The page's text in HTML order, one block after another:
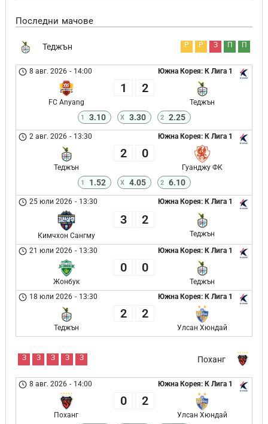
Последни мачове
Теджън Р Р З П П
Южна Корея: К Лига 1
8 авг. 2026 - 14:00
FC Anyang
1 2
Теджън
1 3.10 X 3.30 2 2.25
Южна Корея: К Лига 1
2 авг. 2026 - 13:30
Теджън
2 0
Гуанджу ФК
1 1.52 X 4.05 2 6.10
Южна Корея: К Лига 1
25 юли 2026 - 13:30
Кимчхон Сангму
3 2
Теджън
Южна Корея: К Лига 1
21 юли 2026 - 13:30
Жонбук
0 0
Теджън
Южна Корея: К Лига 1
18 юли 2026 - 13:30
Теджън
2 2
Улсан Хюндай
Поханг
З З З З З
Южна Корея: К Лига 1
8 авг. 2026 - 14:00
Поханг
0 2
Улсан Хюндай